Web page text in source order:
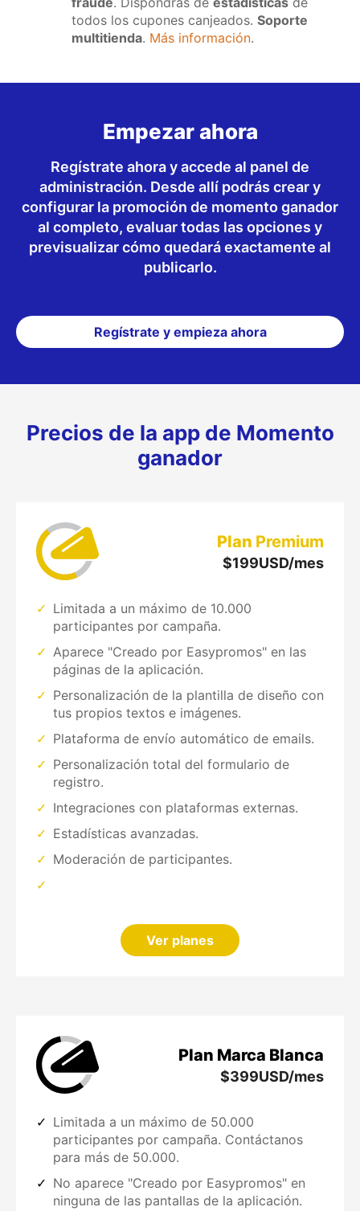
todos los cupones canjeados. Soporte
multitienda. Más información.
Empezar ahora
Regístrate ahora y accede al panel de
administración. Desde allí podrás crear y
configurar la promoción de momento ganador
al completo, evaluar todas las opciones y
previsualizar cómo quedará exactamente al
publicarlo.
Regístrate y empieza ahora
Precios de la app de Momento
ganador
Plan Premium
$199USD/mes
Limitada a un máximo de 10.000
participantes por campaña.
Aparece "Creado por Easypromos" en las
páginas de la aplicación.
Personalización de la plantilla de diseño con
tus propios textos e imágenes.
Plataforma de envío automático de emails.
Personalización total del formulario de
registro.
Integraciones con plataformas externas.
Estadísticas avanzadas.
Moderación de participantes.
Ver planes
Plan Marca Blanca
$399USD/mes
Limitada a un máximo de 50.000
participantes por campaña. Contáctanos
para más de 50.000.
No aparece "Creado por Easypromos" en
ninguna de las pantallas de la aplicación.